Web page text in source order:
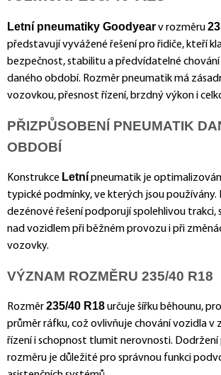
Letní pneumatiky Goodyearv rozměru
představují vyvážené řešení pro řidiče, kteří
bezpečnost, stabilitu a předvídatelné
daného období. Rozměr pneumatik má
vozovkou, přesnost řízení, brzdný výkon i
PŘIZPŮSOBENÍ PNEUMATIK
OBDOBÍ
Konstrukce Letnípneumatik je
typické podmínky, ve kterých jsou používány.
dezénové řešení podporují spolehlivou
nad vozidlem při běžném provozu i při
vozovky.
VÝZNAM ROZMĚRU 235/40 R18
Rozměr235/40 R18určuje šířku běhounu,
průměr ráfku, což ovlivňuje chování vozidla v
řízení i schopnost tlumit nerovnosti. Dodržení
rozměru je důležité pro správnou funkci